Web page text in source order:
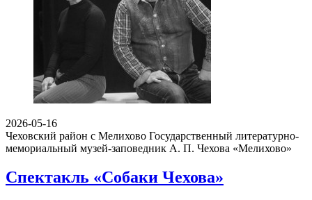
2026-05-16
Чеховский район с Мелихово Государственный литературно-
мемориальный музей-заповедник А. П. Чехова «Мелихово»
Спектакль «Собаки Чехова»